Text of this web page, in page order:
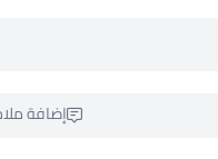
إضافة